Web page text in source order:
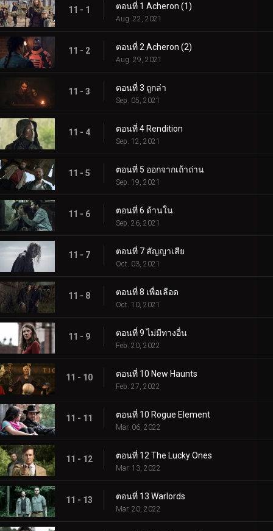
11 - 1 ตอนที่ 1 Acheron (1)
Aug. 22, 2021
11 - 2 ตอนที่ 2 Acheron (2)
Aug. 29, 2021
11 - 3 ตอนที่ 3 ถูกล่า
Sep. 05, 2021
11 - 4 ตอนที่ 4 Rendition
Sep. 12, 2021
11 - 5 ตอนที่ 5 ออกจากเถ้าถ่าน
Sep. 19, 2021
11 - 6 ตอนที่ 6 ด้านใน
Sep. 26, 2021
11 - 7 ตอนที่ 7 สัญญาเสีย
Oct. 03, 2021
11 - 8 ตอนที่ 8 เพื่อเลือด
Oct. 10, 2021
11 - 9 ตอนที่ 9 ไม่มีทางอื่น
Feb. 20, 2022
11 - 10 ตอนที่ 10 New Haunts
Feb. 27, 2022
11 - 11 ตอนที่ 10 Rogue Element
Mar. 06, 2022
11 - 12 ตอนที่ 12 The Lucky Ones
Mar. 13, 2022
11 - 13 ตอนที่ 13 Warlords
Mar. 20, 2022